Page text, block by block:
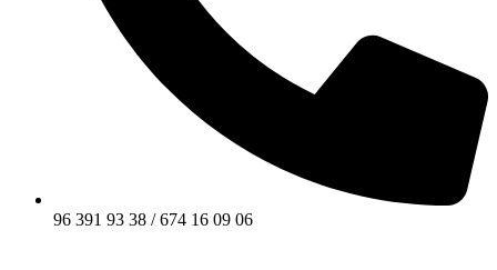
96 391 93 38 / 674 16 09 06